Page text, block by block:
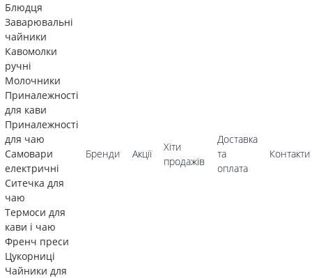
Блюдця
Заварювальні
чайники
Кавомолки
ручні
Молочники
Приналежності
для кави
Приналежності
для чаю
Самовари
електричні
Ситечка для
чаю
Термоси для
кави і чаю
Френч преси
Цукорниці
Чайники для
Бренди Акції
Хіти
продажів
Доставка
та
оплата
Контакти